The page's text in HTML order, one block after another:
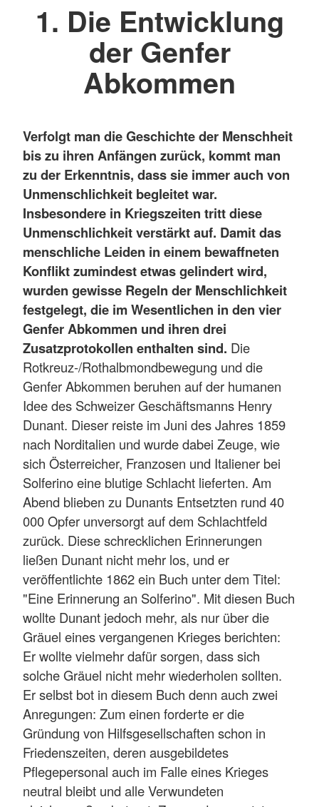
1. Die Entwicklung
der Genfer
Abkommen
Verfolgt man die Geschichte der Menschheit
bis zu ihren Anfängen zurück, kommt man
zu der Erkenntnis, dass sie immer auch von
Unmenschlichkeit begleitet war.
Insbesondere in Kriegszeiten tritt diese
Unmenschlichkeit verstärkt auf. Damit das
menschliche Leiden in einem bewaffneten
Konflikt zumindest etwas gelindert wird,
wurden gewisse Regeln der Menschlichkeit
festgelegt, die im Wesentlichen in den vier
Genfer Abkommen und ihren drei
Zusatzprotokollen enthalten sind. Die
Rotkreuz-/Rothalbmondbewegung und die
Genfer Abkommen beruhen auf der humanen
Idee des Schweizer Geschäftsmanns Henry
Dunant. Dieser reiste im Juni des Jahres 1859
nach Norditalien und wurde dabei Zeuge, wie
sich Österreicher, Franzosen und Italiener bei
Solferino eine blutige Schlacht lieferten. Am
Abend blieben zu Dunants Entsetzten rund 40
000 Opfer unversorgt auf dem Schlachtfeld
zurück. Diese schrecklichen Erinnerungen
ließen Dunant nicht mehr los, und er
veröffentlichte 1862 ein Buch unter dem Titel:
"Eine Erinnerung an Solferino". Mit diesen Buch
wollte Dunant jedoch mehr, als nur über die
Gräuel eines vergangenen Krieges berichten:
Er wollte vielmehr dafür sorgen, dass sich
solche Gräuel nicht mehr wiederholen sollten.
Er selbst bot in diesem Buch denn auch zwei
Anregungen: Zum einen forderte er die
Gründung von Hilfsgesellschaften schon in
Friedenszeiten, deren ausgebildetes
Pflegepersonal auch im Falle eines Krieges
neutral bleibt und alle Verwundeten